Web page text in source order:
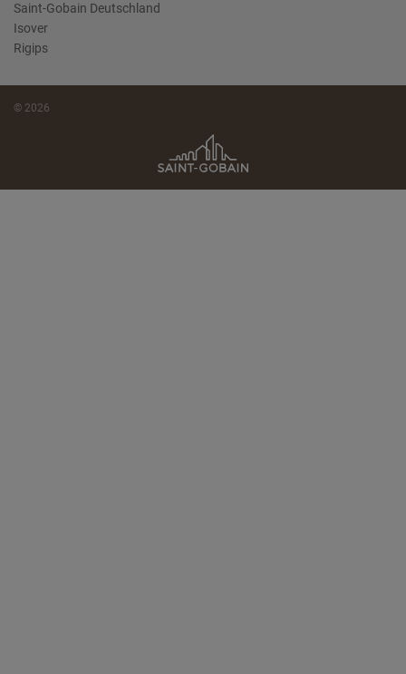
Saint-Gobain Deutschland
Isover
Rigips
© 2026